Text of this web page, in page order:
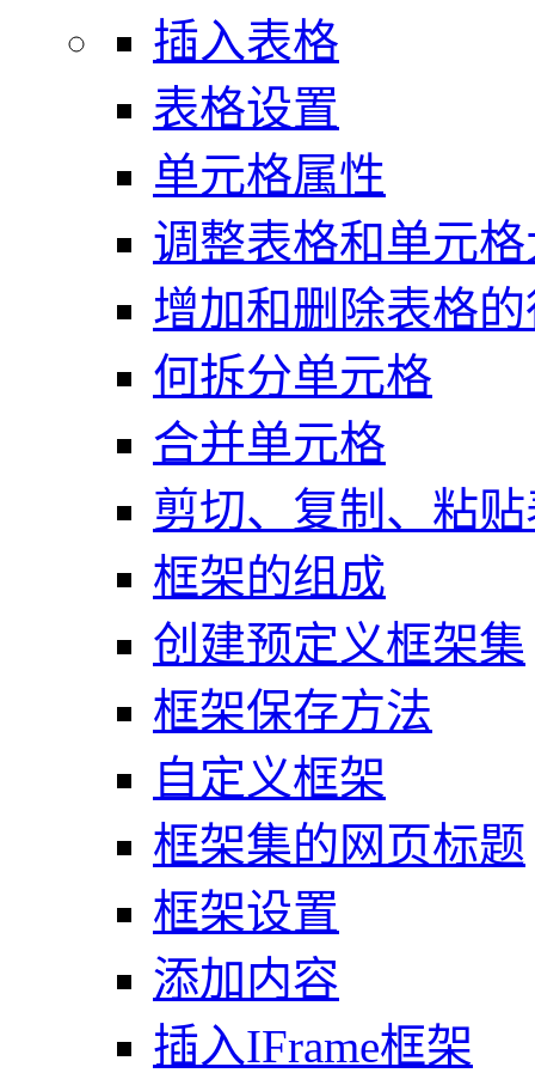
插入表格
表格设置
单元格属性
调整表格和单元
增加和删除表格
何拆分单元格
合并单元格
剪切、复制、粘
框架的组成
创建预定义框架集
框架保存方法
自定义框架
框架集的网页标题
框架设置
添加内容
插入IFrame框架